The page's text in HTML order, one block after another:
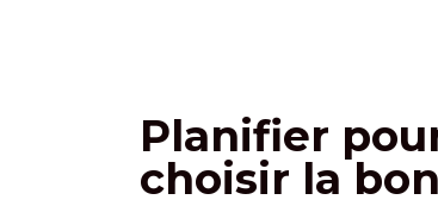
Planifier
choisir la